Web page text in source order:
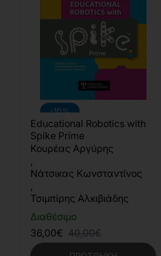
-10%
Διαθέσιμο
Educational Robotics with
Spike Prime
Κουρέας Αργύρης
,
Νάτσικας Κωνσταντίνος
,
Τσιμπίρης Αλκιβιάδης
36,00€ 40,00€